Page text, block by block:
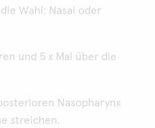
Wahl: Nasal oder
und 5 x Mal über die
Nasopharynx
streichen.